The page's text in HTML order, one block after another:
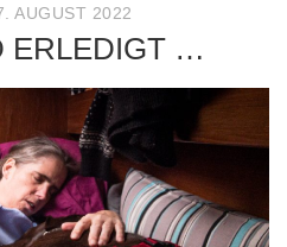
AUGUST 2022
ERLEDIGT …